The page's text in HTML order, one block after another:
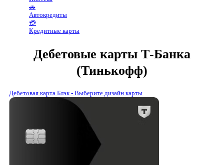
🚗
Автокредиты
💳
Кредитные карты
Дебетовые карты Т-Банка
(Тинькофф)
Дебетовая карта Блэк - Выберите дизайн карты